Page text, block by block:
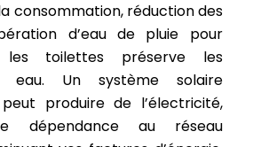
consommation, réduction des
d’eau de pluie pour
les toilettes préserve les
eau. Un système solaire
produire de l’électricité,
dépendance au réseau